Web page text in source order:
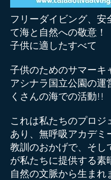
フリーダイビング、安
て海と自然への敬意！
子供に適したすべて
子供のためのサマーキ
アシナラ国立公園の運
くさんの海での活動!!
これは私たちのプロジ
あり、無呼吸アカデミ
教訓のおかげで、そし
が私たちに提供する素
自然の文脈から生まれ